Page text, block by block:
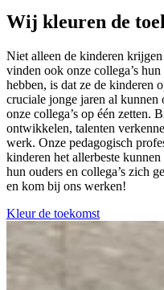
Wij kleuren de
Niet alleen de kinderen
vinden ook onze collega’s
hebben, is dat ze de kinderen
cruciale jonge jaren al
onze collega’s op één zetten.
ontwikkelen, talenten
werk. Onze pedagogisch
kinderen het allerbeste
hun ouders en collega’s zich
en kom bij ons werken!
Kleur de toekomst